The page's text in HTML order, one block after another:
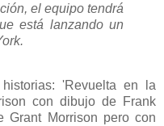
el equipo tendrá
está lanzando un
'Revuelta en la
con dibujo de Frank
Grant Morrison pero con